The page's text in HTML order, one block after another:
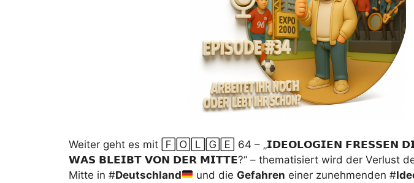
Weiter geht es mit 🄵🄾🄻🄶🄴 64 – „𝗜𝗗𝗘𝗢𝗟𝗢𝗚𝗜𝗘𝗡 𝗙𝗥𝗘𝗦𝗦𝗘𝗡
𝗪𝗔𝗦 𝗕𝗟𝗘𝗜𝗕𝗧 𝗩𝗢𝗡 𝗗𝗘𝗥 𝗠𝗜𝗧𝗧𝗘?“ – thematisiert wird der Verlust
Mitte in #Deutschland und die Gefahren einer zunehmenden #